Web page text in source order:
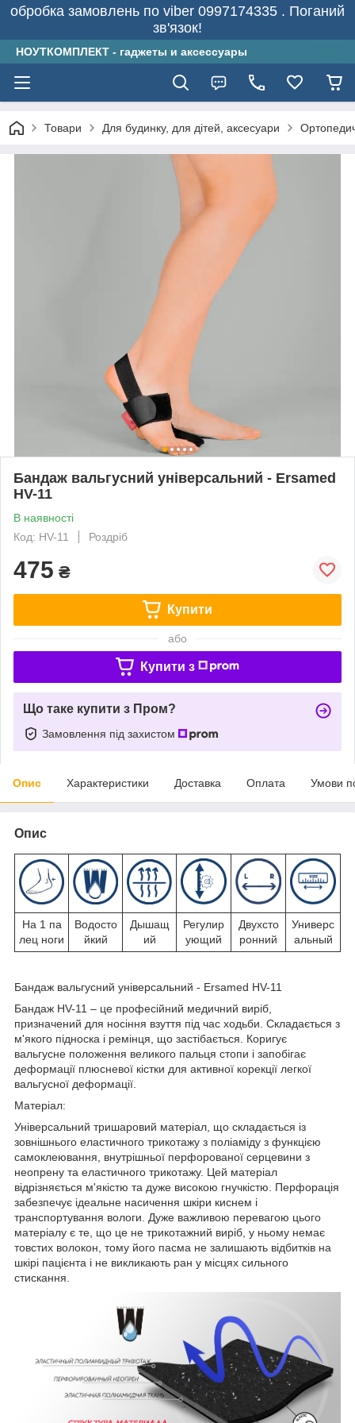
обробка замовлень по viber 0997174335 . Поганий
зв'язок!
НОУТКОМПЛЕКТ - гаджеты и аксессуары
Товари Для будинку, для дітей, аксесуари
Бандаж вальгусний універсальний - Ersamed
HV-11
В наявності
Код: HV-11
Роздріб
475 ₴
Купити
або
Купити з
Що таке купити з Пром?
Замовлення під захистом
Опис Характеристики Доставка Оплата Умови
Опис
На 1 па
лец ноги
Водосто
йкий
Дышащ
ий
Регулир
ующий
Двухсто
ронний
Универс
альный
Бандаж вальгусний універсальний - Ersamed HV-11
Бандаж HV-11 – це професійний медичний виріб,
призначений для носіння взуття під час ходьби. Складається з
м'якого підноска і ремінця, що застібається. Коригує
вальгусне положення великого пальця стопи і запобігає
деформації плюсневої кістки для активної корекції легкої
вальгусної деформації.
Матеріал:
Універсальний тришаровий матеріал, що складається із
зовнішнього еластичного трикотажу з поліаміду з функцією
самоклеювання, внутрішньої перфорованої серцевини з
неопрену та еластичного трикотажу. Цей матеріал
відрізняється м'якістю та дуже високою гнучкістю. Перфорація
забезпечує ідеальне насичення шкіри киснем і
транспортування вологи. Дуже важливою перевагою цього
матеріалу є те, що це не трикотажний виріб, у ньому немає
товстих волокон, тому його пасма не залишають відбитків на
шкірі пацієнта і не викликають ран у місцях сильного
стискання.